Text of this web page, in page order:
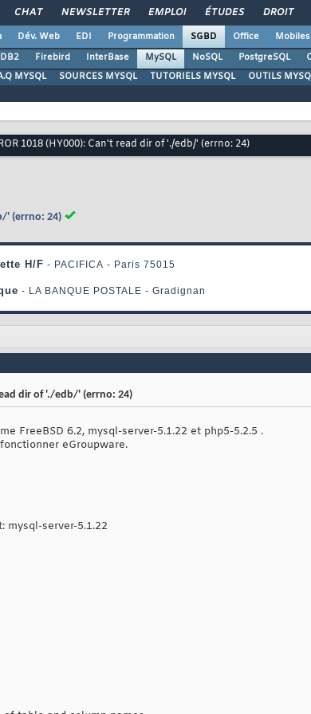
CHAT NEWSLETTER EMPLOI ÉTUDES DROIT
Dév. Web EDI Programmation SGBD Office
Mobiles
DB2 Firebird InterBase MySQL NoSQL PostgreSQL
MYSQL SOURCES MYSQL TUTORIELS MYSQL OUTILS
1018 (HY000): Can't read dir of './edb/' (errno: 24)
' (errno: 24)
dir of './edb/' (errno: 24)
FreeBSD 6.2, mysql-server-5.1.22 et php5-5.2.5 .
eGroupware.
mysql-server-5.1.22